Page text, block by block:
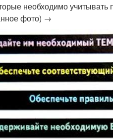
необходимо
фото) →